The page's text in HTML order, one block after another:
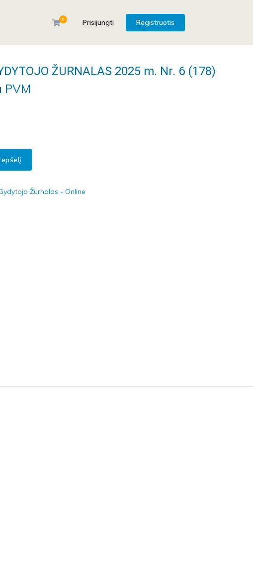
0 Prisijungti Registruotis
ŽURNALAS 2025 m. Nr. 6 (178)
PVM
Žurnalas - Online